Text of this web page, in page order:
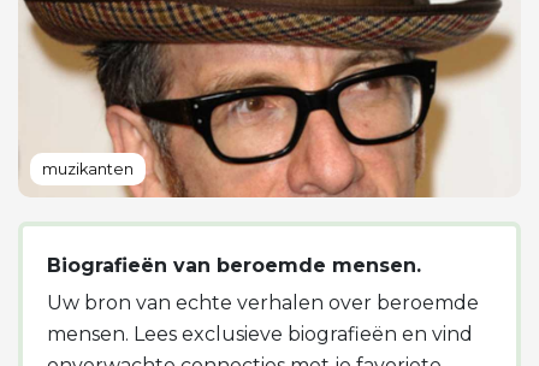
muzikanten
Biografieën van beroemde mensen.
Uw bron van echte verhalen over beroemde
mensen. Lees exclusieve biografieën en vind